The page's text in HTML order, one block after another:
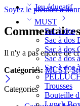
Jeu éducatif
MUST
Sac à dos
Sac à dos
Sac à dos
Sac à dos
Sac à dos
Trousses
Bouteille
Soyez le premier à
Commentaires
Il n'y a pas encore de
Catégories: MUST,
Categories